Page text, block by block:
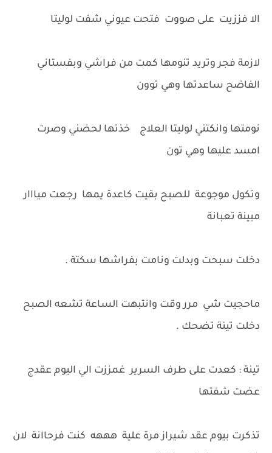
الا فززيت على صووت فتحت عيوني شفت لوليتا
لازمة فجر وتريد تنومها كمت من فراشي وبفستاني
الفاضح ساعدتها وهي توون
نومتها وانكتني لوليتا العلاج خذتها لحضني وصرت
امسد عليها وهي تون
وتكول موجوعة للصبح بقيت كاعدة يمها رجعت ميااار
مبينة تعبانة
دخلت سبحت وبدلت ونامت بفراشها سكتة .
ماحجيت شي مرر وقت وانتبهت الساعة تشعه الصبح
دخلت تينة تضحك .
تينة : كعدت على طرف السرير غمززت الي اليوم عقدج
عضت شفتها
تذكرت بيوم عقد شيراز مرة علية هههه كنت فرحاانة لان